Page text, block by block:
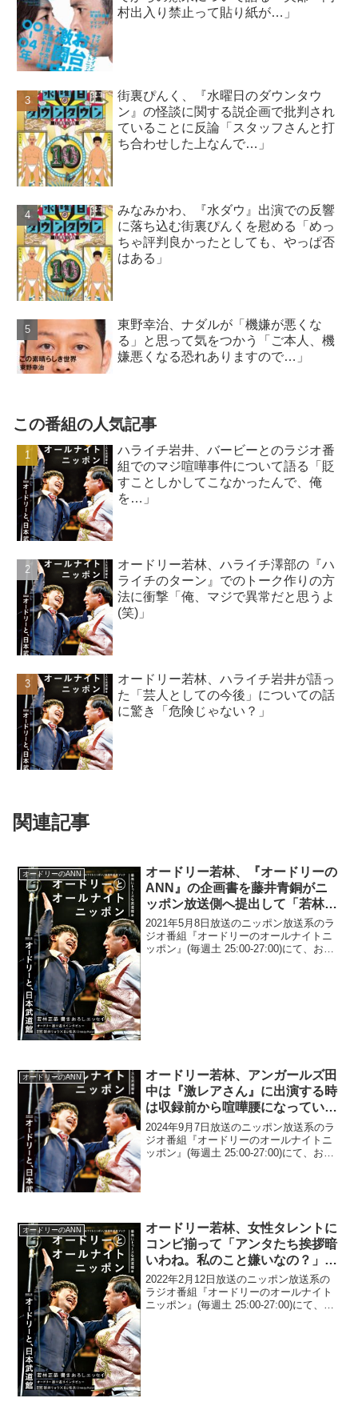
村出入り禁止って貼り紙が…」
街裏ぴんく、『水曜日のダウンタウ
ン』の怪談に関する説企画で批判され
ていることに反論「スタッフさんと打
ち合わせした上なんで…」
みなみかわ、『水ダウ』出演での反響
に落ち込む街裏ぴんくを慰める「めっ
ちゃ評判良かったとしても、やっぱ否
はある」
東野幸治、ナダルが「機嫌が悪くな
る」と思って気をつかう「ご本人、機
嫌悪くなる恐れありますので…」
この番組の人気記事
ハライチ岩井、バービーとのラジオ番
組でのマジ喧嘩事件について語る「貶
すことしかしてこなかったんで、俺
を…」
オードリー若林、ハライチ澤部の『ハ
ライチのターン』でのトーク作りの方
法に衝撃「俺、マジで異常だと思うよ
(笑)」
オードリー若林、ハライチ岩井が語っ
た「芸人としての今後」についての話
に驚き「危険じゃない？」
関連記事
オードリーのANN
オードリー若林、『オードリーの
ANN』の企画書を藤井青銅がニ
ッポン放送側へ提出して「若林君
も喋れるんです」とプレゼンした
ら「いやいや(笑)」という反応だ
ったと明かす
2021年5月8日放送のニッポン放送系のラ
ジオ番組『オードリーのオールナイトニ
ッポン』(毎週土 25:00-27:00)にて、お笑
オードリーのANN
オードリー若林、アンガールズ田
中は『激レアさん』に出演する時
は収録前から喧嘩腰になっている
と明かす「で、本番でまた同じこ
とで喧嘩して(笑)」
2024年9月7日放送のニッポン放送系のラ
ジオ番組『オードリーのオールナイトニ
ッポン』(毎週土 25:00-27:00)にて、お笑
オードリーのANN
オードリー若林、女性タレントに
コンビ揃って「アンタたち挨拶暗
いわね。私のこと嫌いなの？」と
マジギレされたことがあると告白
「ドッキリかと…」
2022年2月12日放送のニッポン放送系の
ラジオ番組『オードリーのオールナイト
ニッポン』(毎週土 25:00-27:00)にて、お